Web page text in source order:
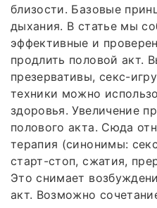
близости. Базовые
дыхания. В статье мы
эффективные и
продлить половой акт.
презервативы, секс-
техники можно
здоровья. Увеличение
полового акта. Сюда
терапия (синонимы:
старт-стоп, сжатия,
Это снимает
акт. Возможно